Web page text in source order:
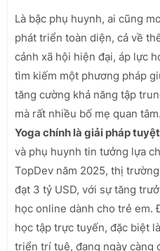
Là bậc phụ huynh, ai cũng
phát triển toàn diện, cả về
cảnh xã hội hiện đại, áp lực
tìm kiếm một phương pháp
tăng cường khả năng tập
mà rất nhiều bố mẹ quan tâm.
Yoga chính là giải pháp
và phụ huynh tin tưởng lựa
TopDev năm 2025, thị
đạt 3 tỷ USD, với sự tăng
học online dành cho trẻ em.
học tập trực tuyến, đặc biệt
triển trí tuệ, đang ngày càng